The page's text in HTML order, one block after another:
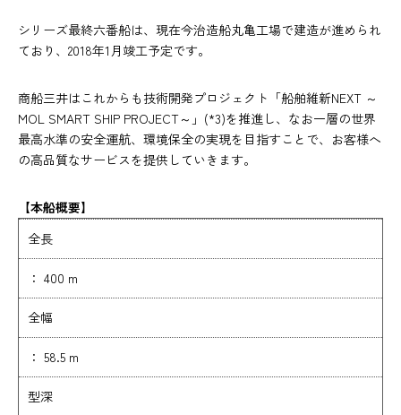
シリーズ最終六番船は、現在今治造船丸亀工場で建造が進められ
ており、2018年1月竣工予定です。
商船三井はこれからも技術開発プロジェクト「船舶維新NEXT ～
MOL SMART SHIP PROJECT～」(*3)を推進し、なお一層の世界
最高水準の安全運航、環境保全の実現を目指すことで、お客様へ
の高品質なサービスを提供していきます。
【本船概要】
全長
： 400 m
全幅
： 58.5 m
型深